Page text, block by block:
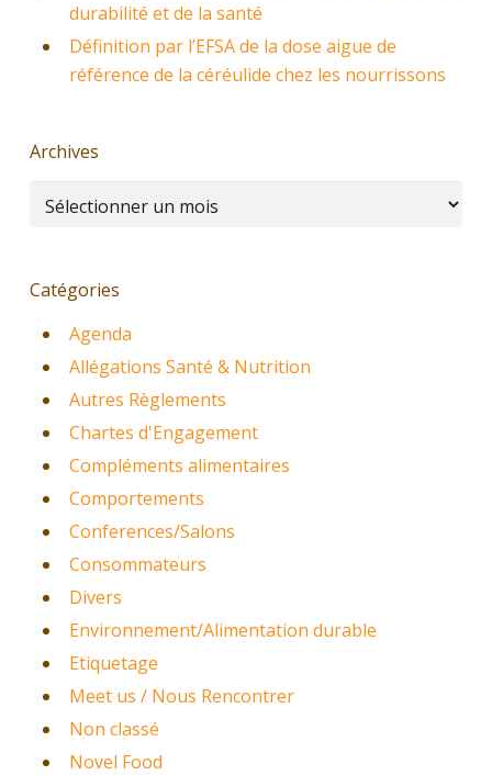
durabilité et de la santé
Définition par l’EFSA de la dose aigue de
référence de la céréulide chez les nourrissons
Archives
Archives
Catégories
Agenda
Allégations Santé & Nutrition
Autres Règlements
Chartes d'Engagement
Compléments alimentaires
Comportements
Conferences/Salons
Consommateurs
Divers
Environnement/Alimentation durable
Etiquetage
Meet us / Nous Rencontrer
Non classé
Novel Food